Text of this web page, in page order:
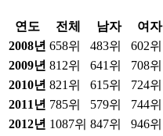
연도 전체 남자
여자
2008년 658위 483위
602위
2009년 812위 641위
708위
2010년 821위 615위
724위
2011 년 785위 579위
744위
2012년 1087위 847위
946위